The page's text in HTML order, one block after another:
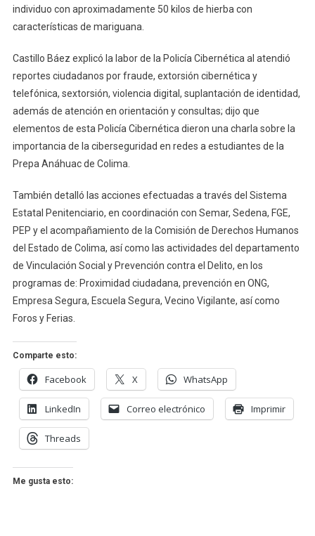
individuo con aproximadamente 50 kilos de hierba con
características de mariguana.
Castillo Báez explicó la labor de la Policía Cibernética al atendió
reportes ciudadanos por fraude, extorsión cibernética y
telefónica, sextorsión, violencia digital, suplantación de identidad,
además de atención en orientación y consultas; dijo que
elementos de esta Policía Cibernética dieron una charla sobre la
importancia de la ciberseguridad en redes a estudiantes de la
Prepa Anáhuac de Colima.
También detalló las acciones efectuadas a través del Sistema
Estatal Penitenciario, en coordinación con Semar, Sedena, FGE,
PEP y el acompañamiento de la Comisión de Derechos Humanos
del Estado de Colima, así como las actividades del departamento
de Vinculación Social y Prevención contra el Delito, en los
programas de: Proximidad ciudadana, prevención en ONG,
Empresa Segura, Escuela Segura, Vecino Vigilante, así como
Foros y Ferias.
Comparte esto:
Facebook X WhatsApp
LinkedIn Correo electrónico Imprimir
Threads
Me gusta esto: